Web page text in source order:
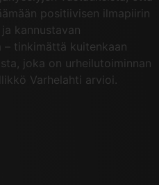
positiivisen ilmapiirin
kannustavan
tinkimättä kuitenkaan
joka on urheilutoiminnan
Varhelahti arvioi.